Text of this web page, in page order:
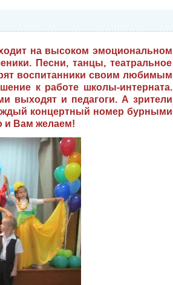
на высоком эмоциональном
Песни, танцы, театральное
воспитанники своим любимым
к работе школы-интерната.
выходят и педагоги. А зрители
концертный номер бурными
и Вам желаем!